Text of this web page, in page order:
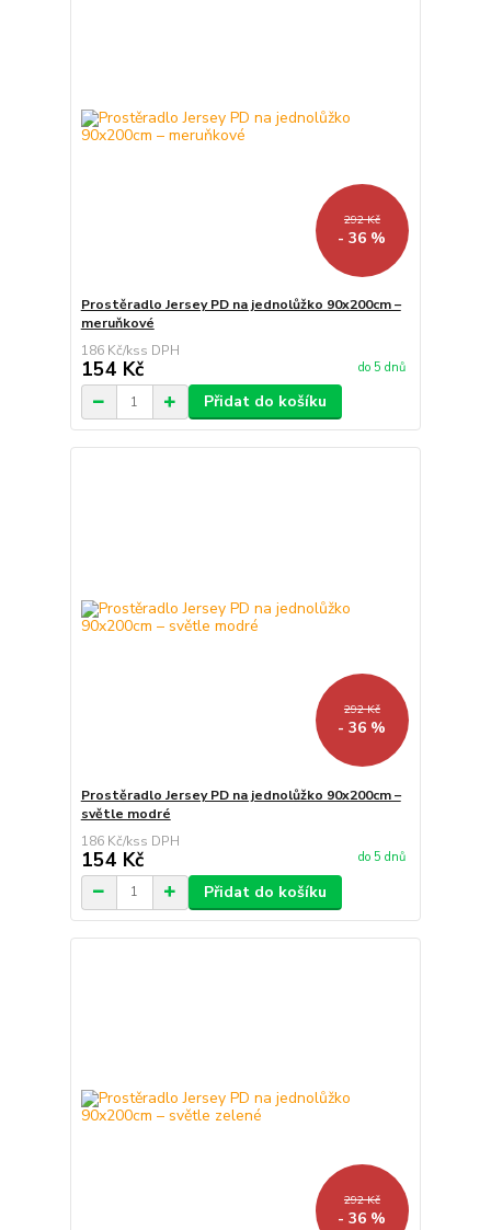
292 Kč
- 36 %
Prostěradlo Jersey PD na jednolůžko 90x200cm –
meruňkové
186 Kč/ks
154 Kč do 5 dnů
Přidat do košíku
292 Kč
- 36 %
Prostěradlo Jersey PD na jednolůžko 90x200cm –
světle modré
186 Kč/ks
154 Kč do 5 dnů
Přidat do košíku
292 Kč
- 36 %